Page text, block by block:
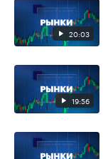
20:03
19:56